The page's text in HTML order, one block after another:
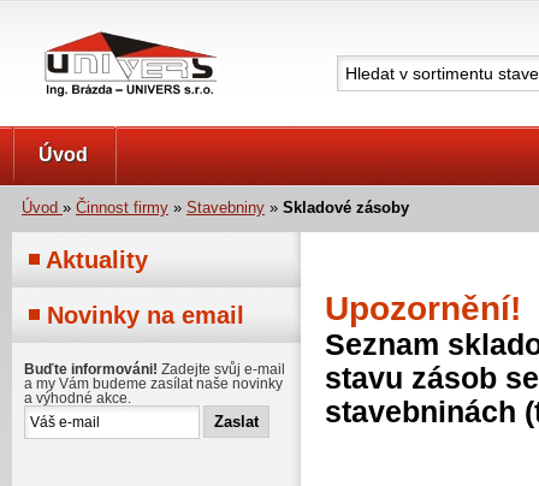
Úvod
Úvod » Činnost firmy » Stavebniny » Skladové zásoby
Upozornění!
Seznam
stavu zásob
stavebninách
Aktuality
Novinky na email
Buďte informováni! Zadejte svůj e-mail
a my Vám budeme zasílat naše novinky
a výhodné akce.